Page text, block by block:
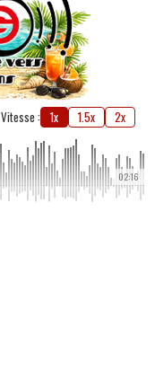
Vitesse : 1x 1.5x 2x
02:16